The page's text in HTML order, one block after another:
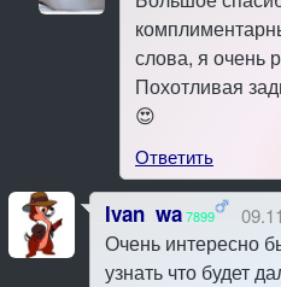
слова, я очень
Похотливая
😍
Ответить
Ivan_wa7899
Очень интересно
узнать что будет